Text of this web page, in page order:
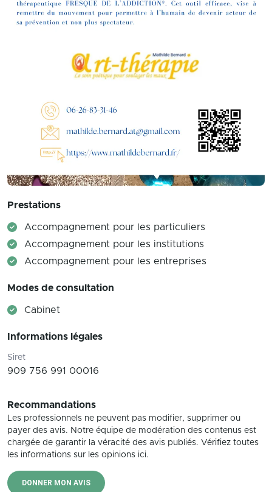
Prestations
Accompagnement pour les particuliers
Accompagnement pour les institutions
Accompagnement pour les entreprises
Modes de consultation
Cabinet
Informations légales
Siret
909 756 991 00016
Recommandations
Les professionnels ne peuvent pas modifier, supprimer ou
payer des avis. Notre équipe de modération des contenus est
chargée de garantir la véracité des avis publiés. Vérifiez toutes
les informations sur les opinions ici.
DONNER MON AVIS